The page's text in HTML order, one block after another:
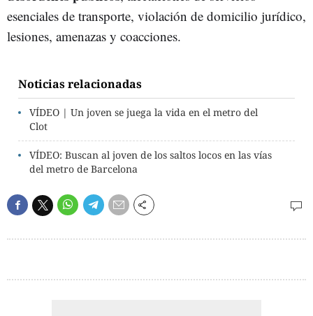
esenciales de transporte, violación de domicilio jurídico,
lesiones, amenazas y coacciones.
Noticias relacionadas
VÍDEO | Un joven se juega la vida en el metro del
Clot
VÍDEO: Buscan al joven de los saltos locos en las vías
del metro de Barcelona